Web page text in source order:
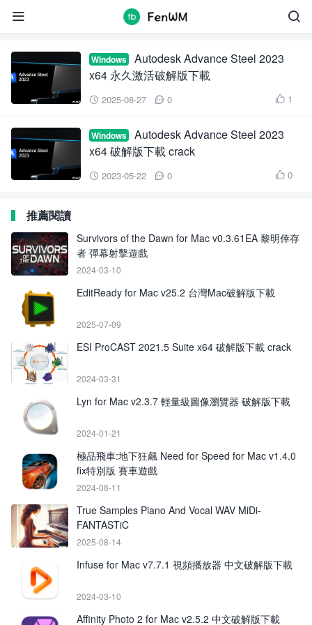

 Autodesk Advance Steel
Windows
Autodesk Advance Steel 2023
x64 永久激活破解版下載
 2025-08-27  0  1
Windows
Autodesk Advance Steel 2023
x64 破解版下載 crack
 2023-05-22  0  0
推薦閱讀
Survivors of the Dawn for Mac v0.3.61EA 黎明倖存
者 彈幕射擊遊戲
2024-03-10
EditReady for Mac v25.2 台灣Mac破解版下載
2025-07-09
ESI ProCAST 2021.5 Suite x64 破解版下載 crack
2024-03-31
Lyn for Mac v2.3.7 輕量級圖像瀏覽器 破解版下載
2024-01-21
極品飛車:地下狂飆 Need for Speed for Mac v1.4.0
fix特別版 賽車遊戲
2024-08-11
True Samples Piano And Vocal WAV MiDi-
FANTASTiC
2025-08-14
Infuse for Mac v7.7.1 視頻播放器 中文破解版下載
2024-03-10
Affinity Photo 2 for Mac v2.5.2 中文破解版下載